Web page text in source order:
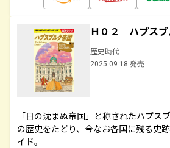
Ｈ０２ ハプスブ
歴史時代
2025.09.18 発売
「日の沈まぬ帝国」と称されたハプス
の歴史をたどり、今なお各国に残る史
イド。